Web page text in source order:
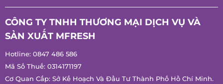
CÔNG TY TNHH THƯƠNG MẠI DỊCH VỤ VÀ
SẢN XUẤT MFRESH
Hotline: 0847 486 586
Mã Số Thuế: 0314171197
Cơ Quan Cấp: Sở Kế Hoạch Và Đầu Tư Thành Phố Hồ Chí Minh.